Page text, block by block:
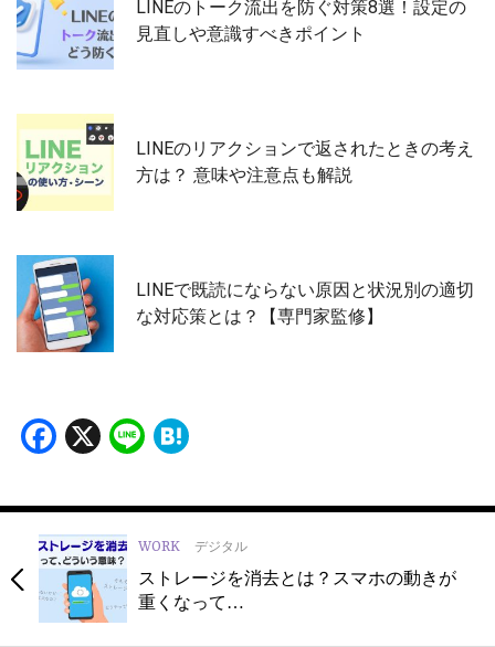
LINEのトーク流出を防ぐ対策8選！設定の
見直しや意識すべきポイント
LINEのリアクションで返されたときの考え
方は？ 意味や注意点も解説
LINEで既読にならない原因と状況別の適切
な対応策とは？【専門家監修】
Facebook
X Line
WORK デジタル
ストレージを消去とは？スマホの動きが
重くなって…